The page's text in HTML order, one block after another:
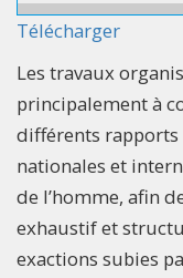
Télécharger
Les travaux
principalement à
différents
nationales et
de l’homme, afin
exhaustif et
exactions subies